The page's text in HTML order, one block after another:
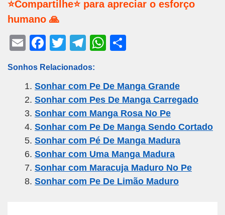
⭐Compartilhe⭐ para apreciar o esforço
humano 🙏
E
ail
F
a
c
e
b
o
o
k
T
tt
er
T
e
gr
a
m
W
s
A
p
p
e
Sonhos Relacionados:
Sonhar com Pe De Manga Grande
Sonhar com Pes De Manga Carregado
Sonhar com Manga Rosa No Pe
Sonhar com Pe De Manga Sendo Cortado
Sonhar com Pé De Manga Madura
Sonhar com Uma Manga Madura
Sonhar com Maracuja Maduro No Pe
Sonhar com Pe De Limão Maduro